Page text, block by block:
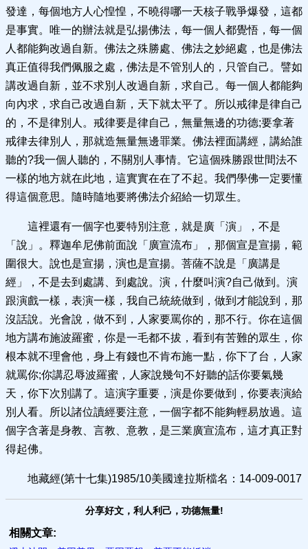
發達，每個地方人心惶惶，不曉得哪一天核子戰爭爆發，這都
是事實。唯一的辦法就是弘揚佛法，每一個人都覺悟，每一個
人都能夠改過自新。佛法之殊勝處、佛法之妙絕處，也是佛法
真正值得我們佩服之處，佛法是不管別人的，只管自己。譬如
講改過自新，並不求別人改過自新，求自己。每一個人都能夠
向內求，求自己改過自新，天下就太平了。所以戒律是律自己
的，不是律別人。戒律要是律自己，無量無邊的功德;要拿著
戒律去律別人，那就造無量無邊罪業。佛法裡面講經，講給誰
聽的?我一個人聽的，不關別人事情。它這個殊勝跟世間法不
一樣的地方就在此地，這實實在在了不起。我們學佛一定要懂
得這個意思。隨時隨地要將佛法介紹給一切眾生。
這裡還有一個字也要特別注意，就是廣「演」，不是
「說」。釋迦牟尼佛前面說「廣宣流布」，那個宣是宣揚，範
圍很大。說也是宣揚，演也是宣揚。菩薩不說是「廣講是
經」，不是去到處講、到處說。演，什麼叫演?自己做到。演
跟演戲一樣，表演一樣，我自己統統做到，做到才能說到，那
沒話說。光會說，做不到，人家要罵你的，那不行。你在這個
地方講布施波羅蜜，你是一毛都不拔，看到有苦難的眾生，你
根本就不理會他，身上有錢也不肯布施一點，你下了台，人家
就罵你;你講忍辱波羅蜜，人家說幾句不好聽的話你要氣幾
天，你下次別講了。這演字重要，演是你要做到，你要表演給
別人看。所以諸位讀經要注意，一個字都不能夠輕易放過。這
個字含著是身教、言教、意教，是三業廣宣流布，這才真正對
得起佛。
地藏經(第十七集)1985/10美國達拉斯檔名：14-009-0017
分享好文，利人利己，功德無量!
相關文章: